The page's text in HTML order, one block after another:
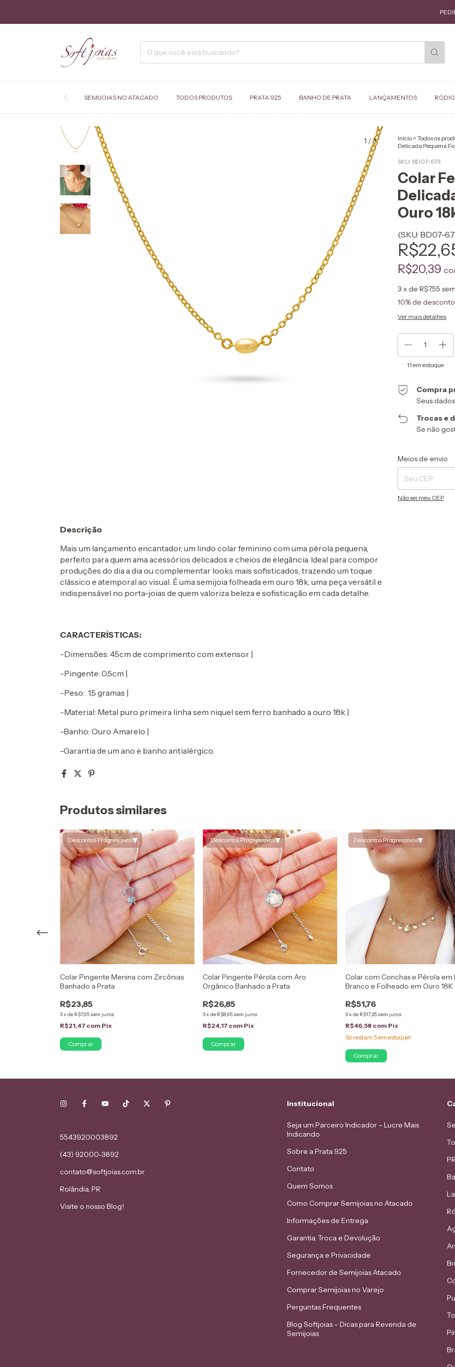
PEDIDO
SEMIJOIAS NO ATACADO TODOS PRODUTOS PRATA 925 BANHO DE PRATA LANÇAMENTOS
1 /3 Início > Todos os
Delicada Pequena
SKU: BD07-673
Colar
Ouro
(SKU: BD07-
R$20,39
3 x de R$7,55
10% de desconto
Ver mais detalhes
11 em estoque
Compra
Seus
Trocas e
Se não
Entregas para o CEP:
Meios de envio
Não sei meu CEP
Descrição
Mais um lançamento encantador, um lindo colar feminino com uma pérola pequena,
perfeito para quem ama acessórios delicados e cheios de elegância. Ideal para compor
produções do dia a dia ou complementar looks mais sofisticados, trazendo um toque
clássico e atemporal ao visual. É uma semijoia folheada em ouro 18k, uma peça versátil e
indispensável no porta-joias de quem valoriza beleza e sofisticação em cada detalhe.
CARACTERÍSTICAS:
-Dimensões: 45cm de comprimento com extensor |
-Pingente: 0,5cm |
-Peso: 1,5 gramas |
-Material: Metal puro primeira linha sem niquel sem ferro banhado a ouro 18k |
-Banho: Ouro Amarelo |
-Garantia de um ano e banho antialérgico.
Produtos similares
Descontos Progressivos▾
Colar Pingente Menina com Zircônias
Banhado a Prata
R$23,85
3x de R$7,95 sem juros
R$21,47 com Pix
Descontos Progressivos▾
Colar Pingente Pérola com Aro
Orgânico Banhado a Prata
R$26,85
3x de R$8,95 sem juros
R$24,17 com Pix
Descontos Progressivos▾
Colar com Conchas e Pérola em
Branco e Folheado em Ouro 18K
R$51,76
3x de R$17,25 sem juros
R$46,58 com Pix
Só restam 5 em estoque!
Comprar
5543920003892
(43) 92000-3892
contato@softjoias.com.br
Rolândia, PR
Visite o nosso Blog!
Institucional
Seja um Parceiro Indicador – Lucre Mais
Indicando
Sobre a Prata 925
Contato
Quem Somos
Como Comprar Semijoias no Atacado
Informações de Entrega
Garantia, Troca e Devolução
Segurança e Privacidade
Fornecedor de Semijoias Atacado
Comprar Semijoias no Varejo
Perguntas Frequentes
Blog Softjoias – Dicas para Revenda de
Semijoias